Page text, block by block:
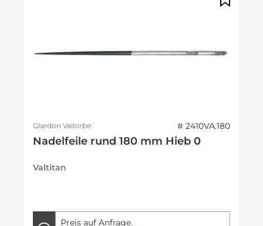
Glardon Vallorbe # 2410VA.180
Nadelfeile rund 180 mm Hieb 0
Valtitan
Preis auf Anfrage.